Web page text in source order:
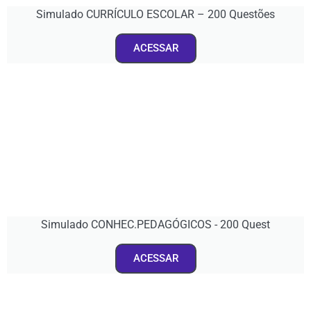
Simulado CURRÍCULO ESCOLAR – 200 Questões
ACESSAR
Simulado CONHEC.PEDAGÓGICOS - 200 Quest
ACESSAR